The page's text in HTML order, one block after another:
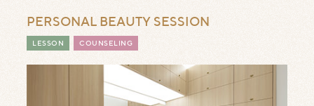
PERSONAL BEAUTY SESSION
LESSON COUNSELING